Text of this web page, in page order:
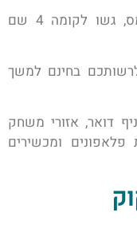
– אם מגיע לכם החזר מס, גשו לקומה 4 שם
בחינם למשך
דואר, אזורי משחק
פלאפונים ומכשירים